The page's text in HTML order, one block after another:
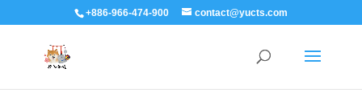
+886-966-474-900 contact@yucts.com